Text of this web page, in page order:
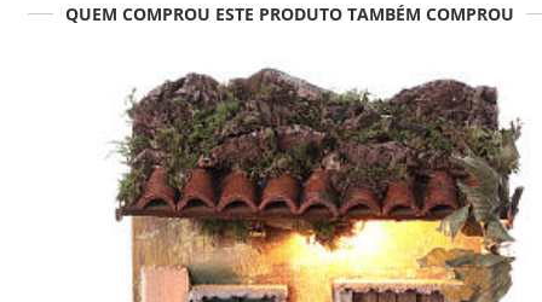
QUEM COMPROU ESTE PRODUTO TAMBÉM COMPROU